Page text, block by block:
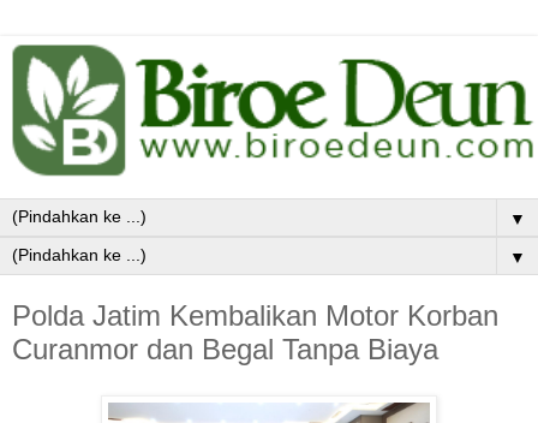
▼
▼
Polda Jatim Kembalikan Motor Korban
Curanmor dan Begal Tanpa Biaya